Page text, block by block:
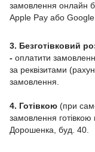
замовлення онлайн
Apple Pay або
3. Безготівковий
- оплатити
за реквізитами
замовлення.
4. Готівкою (при
замовлення
Дорошенка, буд. 40.